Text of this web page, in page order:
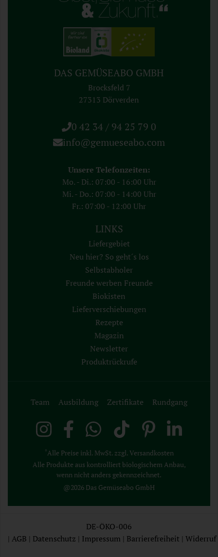
DAS GEMÜSEABO GMBH
Brocksfeld 7
27313 Dörverden
0 42 34 / 94 25 79 0
info@gemueseabo.com
Unsere Telefonzeiten:
Mo. - Di.: 07:00 - 16:00 Uhr
Mi. - Do.: 07:00 - 14:00 Uhr
Fr.: 07:00 - 12:00 Uhr
LINKS
Liefergebiet
Neu hier? So geht´s los
Selbstabholer
Freunde werben Freunde
Biokisten
Lieferverschiebungen
Rezepte
Magazin
Newsletter
Produktrückrufe
Team Ausbildung Zertifikate Rundgang
*Alle Preise inkl. MwSt. zzgl. Versandkosten
Alle Produkte aus kontrolliert biologischem Anbau,
wenn nicht anders gekennzeichnet.
@2026 Das Gemüseabo GmbH
DE-ÖKO-006
| AGB | Datenschutz | Impressum | Barrierefreiheit | Widerruf